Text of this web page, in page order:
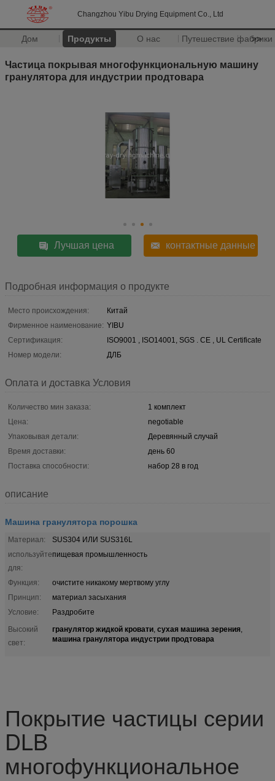
Changzhou Yibu Drying Equipment Co., Ltd
Дом Продукты О нас Путешествие фабрики
>>
Частица покрывая многофункциональную машину
гранулятора для индустрии продтовара
Лучшая цена контактные данные
Подробная информация о продукте
Место происхождения:
Китай
Фирменное наименование: YIBU
Сертификация:
ISO9001 , ISO14001, SGS . CE , UL Certificate
Номер модели:
ДЛБ
Оплата и доставка Условия
Количество мин заказа:
1 комплект
Цена:
negotiable
Упаковывая детали:
Деревянный случай
Время доставки:
день 60
Поставка способности:
набор 28 в год
описание
Машина гранулятора порошка
Материал:
SUS304 ИЛИ SUS316L
используйте
для:
пищевая промышленность
Функция:
очистите никакому мертвому углу
Принцип:
материал засыхания
Условие:
Раздробите
Высокий
свет:
гранулятор жидкой кровати, сухая машина зерения,
машина гранулятора индустрии продтовара
Покрытие частицы серии
DLB
многофункциональное